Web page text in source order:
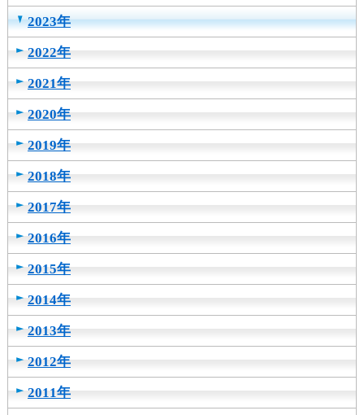
2023年
2022年
2021年
2020年
2019年
2018年
2017年
2016年
2015年
2014年
2013年
2012年
2011年